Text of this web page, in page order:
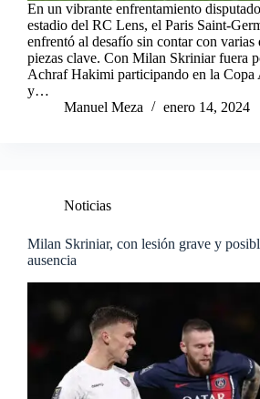
En un vibrante enfrentamiento
estadio del RC Lens, el Paris Saint-
enfrentó al desafío sin contar con varias
piezas clave. Con Milan Skriniar fuera
Achraf Hakimi participando en la Copa
y…
Manuel Meza
enero 14, 2024
Noticias
Milan Skriniar, con lesión grave y
ausencia